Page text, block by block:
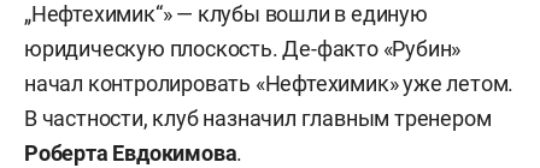
„Нефтехимик“» — клубы вошли в единую
юридическую плоскость. Де-факто «Рубин»
начал контролировать «Нефтехимик» уже летом.
В частности, клуб назначил главным тренером
Роберта Евдокимова.